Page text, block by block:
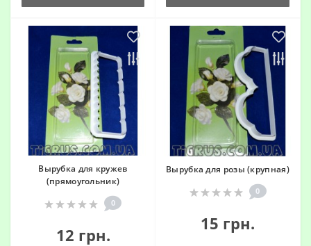
Вырубка для кружев
(прямоугольник)
0
12 грн.
Вырубка для розы (крупная)
0
15 грн.